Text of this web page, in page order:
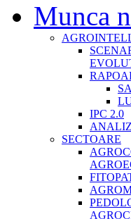
Munca
IPC 2.0
SECTOARE